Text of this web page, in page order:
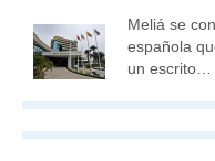
Meliá se
española
un escrito…